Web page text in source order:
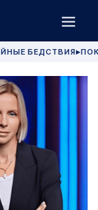
БЕДСТВИЯ▶